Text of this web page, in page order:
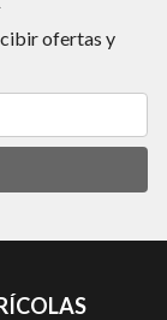
ofertas y